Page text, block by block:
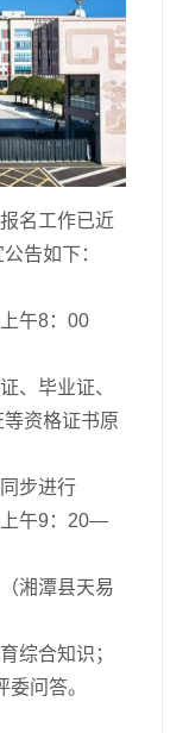
名工作已近
告如下：
午8：00
、毕业证、
资格证书原
步进行
午9：20—
湘潭县天易
综合知识；
问答。